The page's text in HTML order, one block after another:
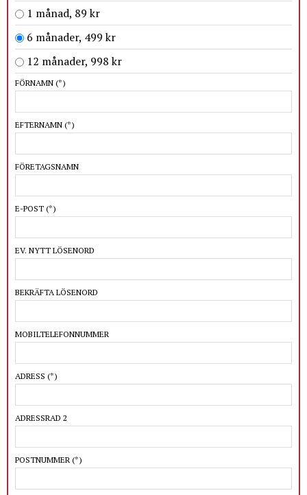
1 månad, 89 kr
6 månader, 499 kr
12 månader, 998 kr
FÖRNAMN (*)
EFTERNAMN (*)
FÖRETAGSNAMN
E-POST (*)
EV. NYTT LÖSENORD
BEKRÄFTA LÖSENORD
MOBILTELEFONNUMMER
ADRESS (*)
ADRESSRAD 2
POSTNUMMER (*)